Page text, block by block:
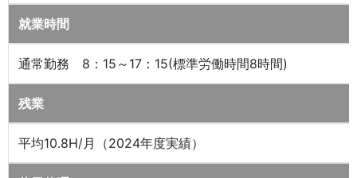
就業時間
通常勤務 8：15～17：15(標準労働時間8時間)
残業
平均10.8H/月（2024年度実績）